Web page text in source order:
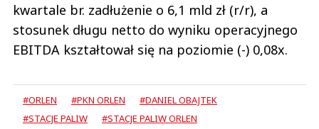
kwartale br. zadłużenie o 6,1 mld zł (r/r), a
stosunek długu netto do wyniku operacyjnego
EBITDA kształtował się na poziomie (-) 0,08x.
#ORLEN #PKN ORLEN
#DANIEL OBAJTEK
#STACJE PALIW
#STACJE PALIW ORLEN